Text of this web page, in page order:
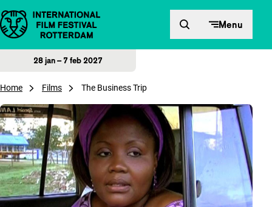
Direct naar inhoud Menu
28 jan – 7 feb 2027
Home Films The Business Trip